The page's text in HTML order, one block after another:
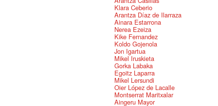
Klara Ceberio
Arantza Díaz de Ilarraza
Ainara Estarrona
Nerea Ezeiza
Kike Fernandez
Koldo Gojenola
Jon Igartua
Mikel Iruskieta
Gorka Labaka
Egoitz Laparra
Mikel Lersundi
Oier López de Lacalle
Montserrat Maritxalar
Aingeru Mayor